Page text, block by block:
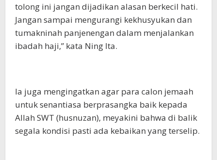
tolong ini jangan dijadikan alasan berkecil hati.
Jangan sampai mengurangi kekhusyukan dan
tumakninah panjenengan dalam menjalankan
ibadah haji,” kata Ning Ita.
Ia juga mengingatkan agar para calon jemaah
untuk senantiasa berprasangka baik kepada
Allah SWT (husnuzan), meyakini bahwa di balik
segala kondisi pasti ada kebaikan yang terselip.